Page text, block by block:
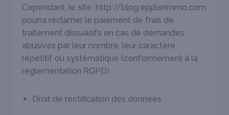
Cependant, le site http://blog.epplerimmo.com
pourra réclamer le paiement de frais de
traitement dissuasifs en cas de demandes
abusives par leur nombre, leur caractère
répétitif ou systématique (conformément à la
réglementation RGPD)
Droit de rectification des données